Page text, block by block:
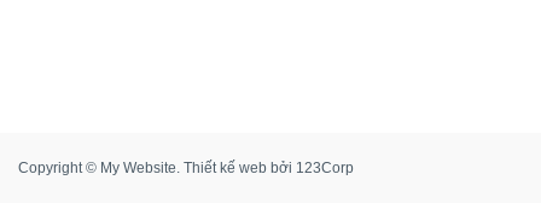
Copyright © My Website. Thiết kế web bởi 123Corp